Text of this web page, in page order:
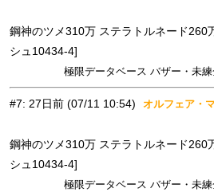
鋼神のツメ310万 ステラトルネード260
シュ10434-4]
極限データベース バザー・未
#7: 27日前 (07/11 10:54) オルフェア・
鋼神のツメ310万 ステラトルネード260
シュ10434-4]
極限データベース バザー・未